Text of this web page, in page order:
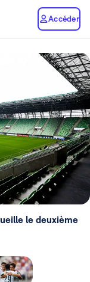
Accéder
le deuxième